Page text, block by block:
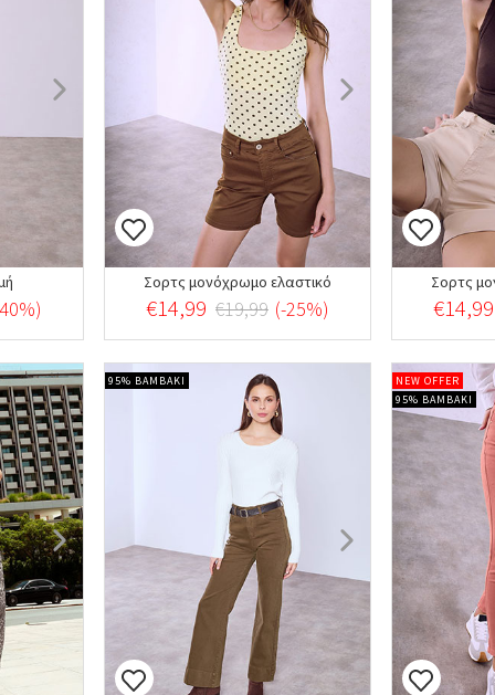
Σορτς μονόχρωμο ελαστικό
€14,99 €19,99 (-25%)
Σορτς
€14,99
95% ΒΑΜΒΑΚΙ
NEW OFFER
95% ΒΑΜΒΑΚΙ